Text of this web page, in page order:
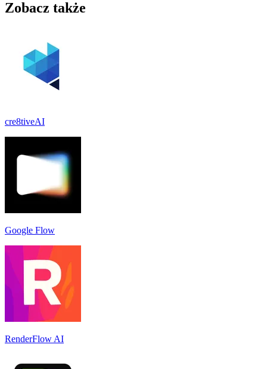
Zobacz także
cre8tiveAI
Google Flow
RenderFlow AI